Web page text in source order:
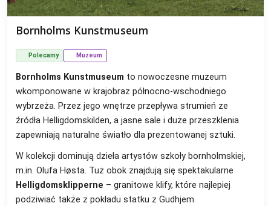
Bornholms Kunstmuseum
Polecamy Muzeum
Bornholms Kunstmuseum to nowoczesne muzeum
wkomponowane w krajobraz północno-wschodniego
wybrzeża. Przez jego wnętrze przepływa strumień ze
źródła Helligdomskilden, a jasne sale i duże przeszklenia
zapewniają naturalne światło dla prezentowanej sztuki.
W kolekcji dominują dzieła artystów szkoły bornholmskiej,
m.in. Olufa Høsta. Tuż obok znajdują się spektakularne
Helligdomsklipperne – granitowe klify, które najlepiej
podziwiać także z pokładu statku z Gudhjem.